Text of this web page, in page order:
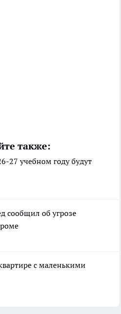
также:
27 учебном году будут
сообщил об угрозе
с маленькими